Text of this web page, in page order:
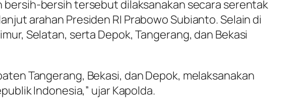
bersih-bersih tersebut dilaksanakan secara serentak
arahan Presiden RI Prabowo Subianto. Selain di
Selatan, serta Depok, Tangerang, dan Bekasi
Tangerang, Bekasi, dan Depok, melaksanakan
Indonesia,” ujar Kapolda.